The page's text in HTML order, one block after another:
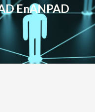
EnANPAD